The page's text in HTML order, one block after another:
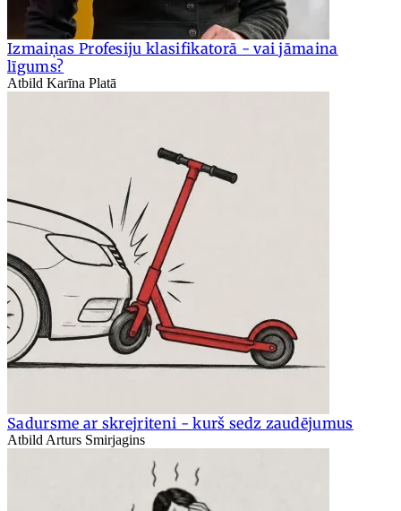
Izmaiņas Profesiju klasifikatorā - vai jāmaina
līgums?
Atbild Karīna Platā
Sadursme ar skrejriteni - kurš sedz zaudējumus
Atbild Arturs Smirjagins